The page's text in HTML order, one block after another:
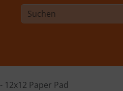
12x12 Paper Pad